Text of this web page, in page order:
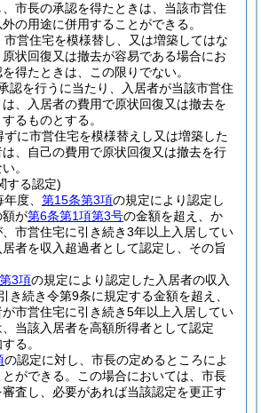
、市長の承認を得たときは、当該市営住
の用途に併用することができる。
市営住宅を模様替し、又は増築してはな
原状回復又は撤去が容易である場合にお
得たときは、この限りでない。
認を行うに当たり、入居者が当該市営住
、入居者の費用で原状回復又は撤去を
るものとする。
ずに市営住宅を模様替えし又は増築した
、自己の費用で原状回復又は撤去を行
。
する認定)
度、 第15条第3項の規定により認定し
額が第6条第1項第3号の金額を超え、か
市営住宅に引き続き3年以上入居してい
者を収入超過者として認定し、その旨
3項の規定により認定した入居者の収入
き続き令第9条に規定する金額を超え、
市営住宅に引き続き5年以上入居してい
当該入居者を高額所得者として認定
る。
の認定に対し、市長の定めるところによ
ができる。
この場合においては、市長
査し、必要があれば当該認定を更正す